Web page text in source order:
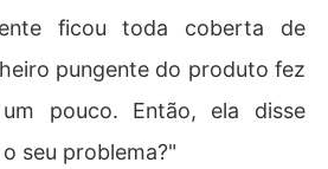
ficou toda coberta de
pungente do produto fez
pouco. Então, ela disse
seu problema?"